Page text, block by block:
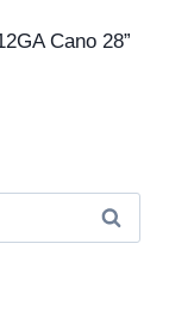
Cano 28”